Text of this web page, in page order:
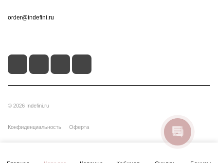
order@indefini.ru
© 2026 Indefini.ru
Конфиденциальность Оферта